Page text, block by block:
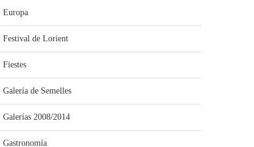
Europa
Festival de Lorient
Fiestes
Galería de Semelles
Galerías 2008/2014
Gastronomía